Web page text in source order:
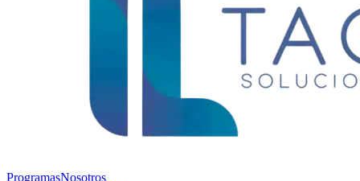
ProgramasNosotros